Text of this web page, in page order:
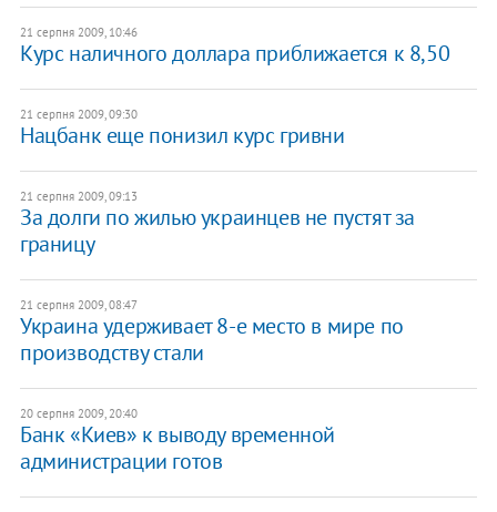
21 серпня 2009, 10:46
Курс наличного доллара приближается к 8,50
21 серпня 2009, 09:30
Нацбанк еще понизил курс гривни
21 серпня 2009, 09:13
За долги по жилью украинцев не пустят за
границу
21 серпня 2009, 08:47
Украина удерживает 8-е место в мире по
производству стали
20 серпня 2009, 20:40
Банк «Киев» к выводу временной
администрации готов